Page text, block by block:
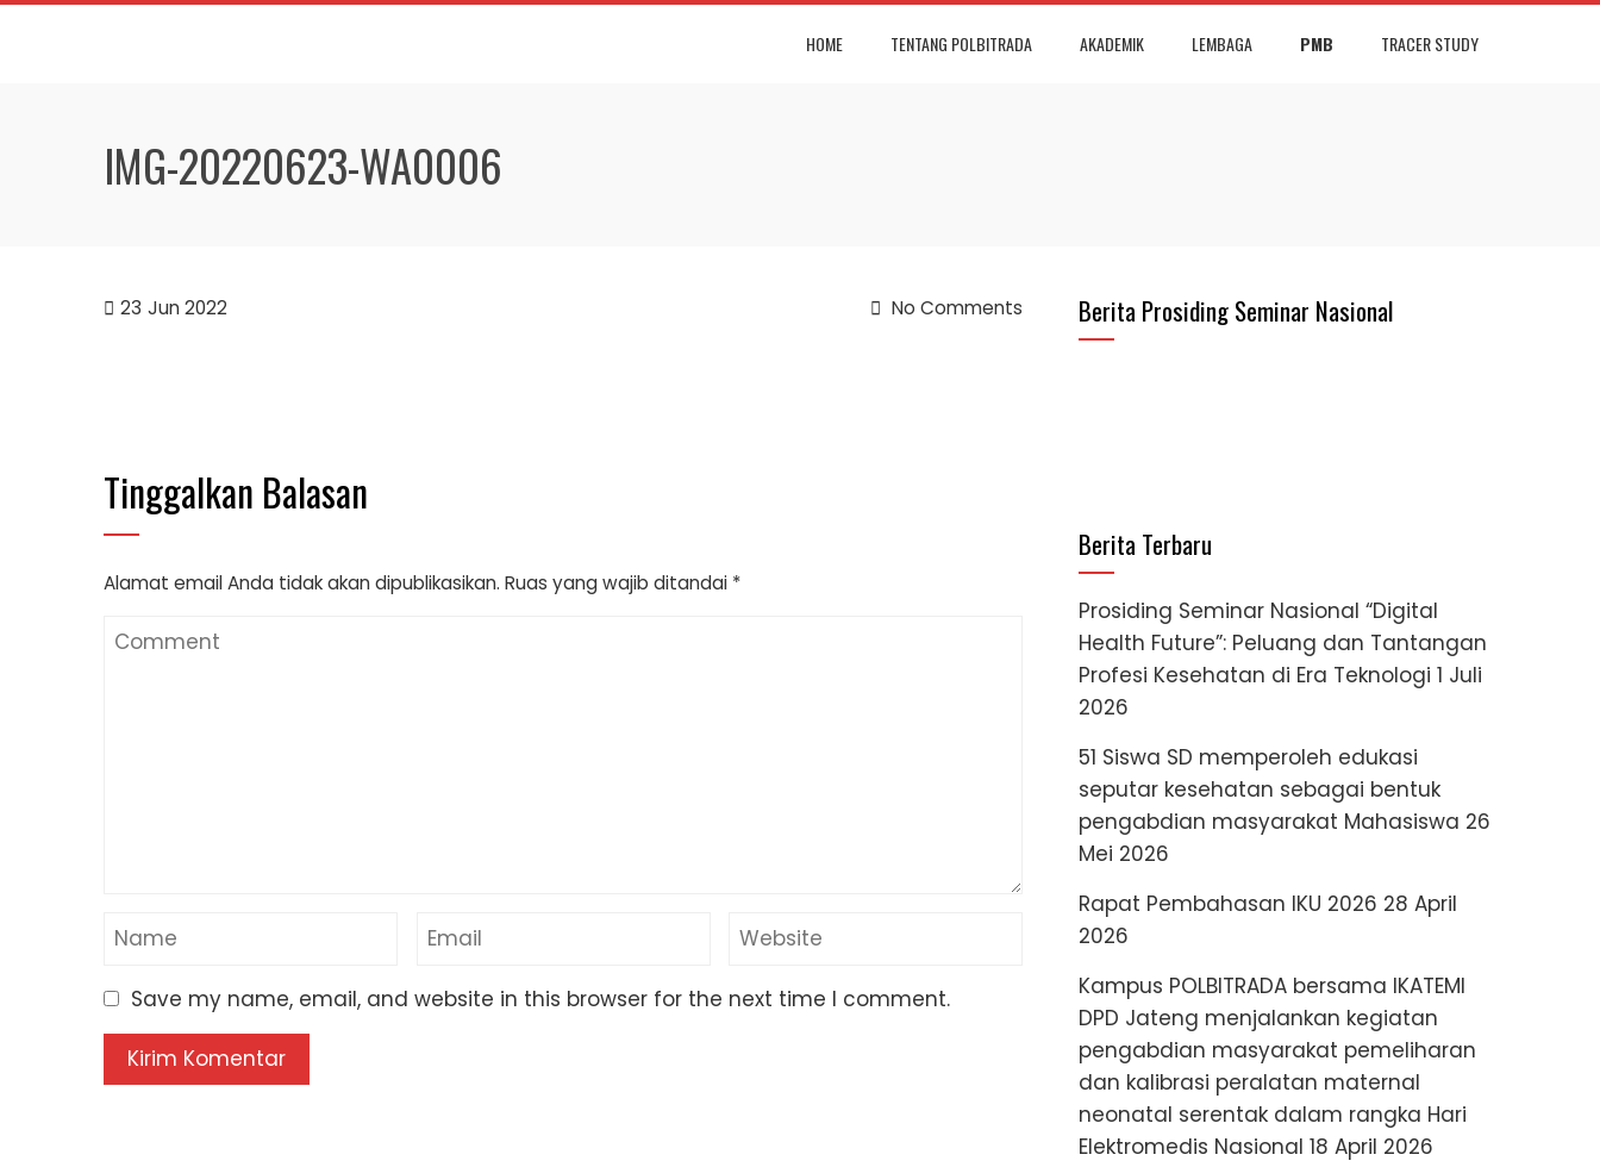
Skip
HOME TENTANG POLBITRADA AKADEMIK LEMBAGA PMB TRACER STUDY
IMG-20220623-WA0006
23 Jun 2022 No Comments
Tinggalkan Balasan
Alamat email Anda tidak akan dipublikasikan. Ruas yang wajib ditandai *
Save my name, email, and website in this browser for the next time I comment.
Berita Prosiding Seminar Nasional
Berita Terbaru
Prosiding Seminar Nasional “Digital
Health Future”: Peluang dan Tantangan
Profesi Kesehatan di Era Teknologi 1 Juli
2026
51 Siswa SD memperoleh edukasi
seputar kesehatan sebagai bentuk
pengabdian masyarakat Mahasiswa 26
Mei 2026
Rapat Pembahasan IKU 2026 28 April
2026
Kampus POLBITRADA bersama IKATEMI
DPD Jateng menjalankan kegiatan
pengabdian masyarakat pemeliharan
dan kalibrasi peralatan maternal
neonatal serentak dalam rangka Hari
Elektromedis Nasional 18 April 2026